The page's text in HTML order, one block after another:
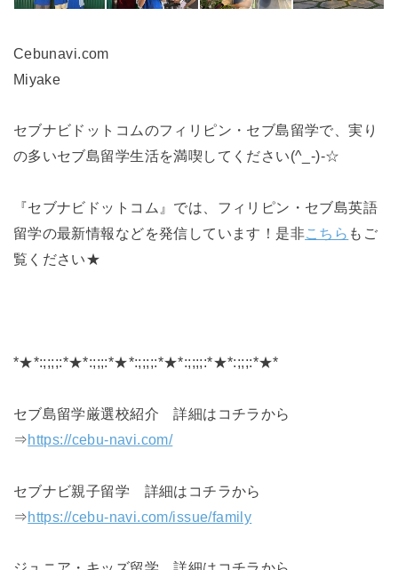
Cebunavi.com
Miyake
セブナビドットコムのフィリピン・セブ島留学で、実り
の多いセブ島留学生活を満喫してください(^_-)-☆
『セブナビドットコム』では、フィリピン・セブ島英語
留学の最新情報などを発信しています！是非こちら もご
覧ください★
*★*:;;;;:*★*:;;;:*★*:;;;;:*★*:;;;;:*★*:;;;:*★*
セブ島留学厳選校紹介 詳細はコチラから
⇒https://cebu-navi.com/
セブナビ親子留学 詳細はコチラから
⇒https://cebu-navi.com/issue/family